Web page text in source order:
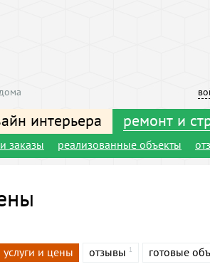
интерьера ремонт и
заказы реализованные объекты
услуги и цены отзывы 1 готовые